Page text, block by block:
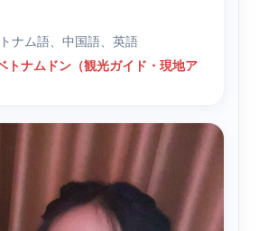
ナム語、中国語、英語
トナムドン（観光ガイド・現地ア